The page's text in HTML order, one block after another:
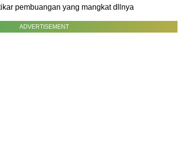
pembuangan yang mangkat dllnya
ADVERTISEMENT